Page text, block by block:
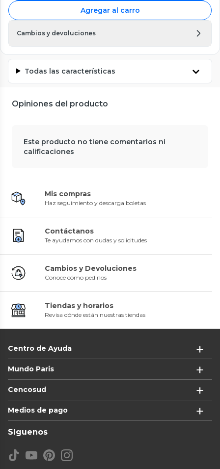
Agregar al carro
Cambios y devoluciones
Todas las características
Opiniones del producto
Este producto no tiene comentarios ni
calificaciones
Mis compras
Haz seguimiento y descarga boletas
Contáctanos
Te ayudamos con dudas y solicitudes
Cambios y Devoluciones
Conoce cómo pedirlos
Tiendas y horarios
Revisa dónde están nuestras tiendas
Centro de Ayuda
Mundo Paris
Cencosud
Medios de pago
Síguenos